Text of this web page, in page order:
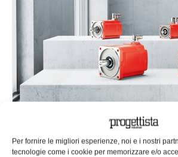
Per fornire le migliori esperienze, noi e i nostri
tecnologie come i cookie per memorizzare e/o
Servomotori sincroni in
versione digitalizzata